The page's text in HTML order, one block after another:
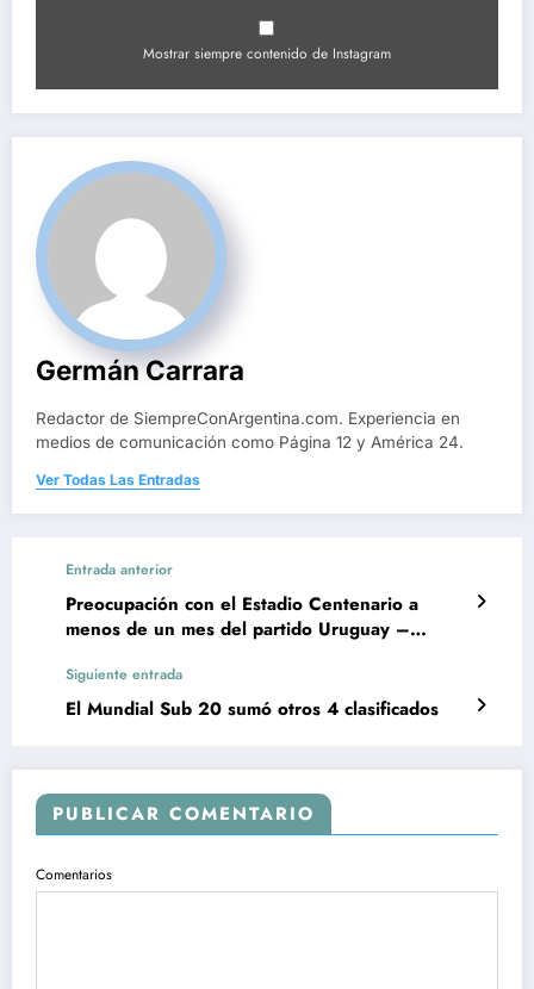
Mostrar siempre contenido de Instagram
Germán Carrara
Redactor de SiempreConArgentina.com. Experiencia en
medios de comunicación como Página 12 y América 24.
Ver Todas Las Entradas
Entrada anterior
Preocupación con el Estadio Centenario a
menos de un mes del partido Uruguay –
Siguiente entrada
El Mundial Sub 20 sumó otros 4 clasificados
PUBLICAR COMENTARIO
Comentarios